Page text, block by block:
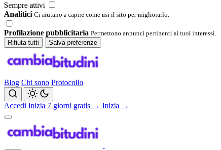
Sempre attivi
Analitici Ci aiutano a capire come usi il sito per migliorarlo.
Profilazione pubblicitaria Permettono annunci pertinenti ai tuoi interessi.
Rifiuta tutti
Salva preferenze
Blog Chi sono Protocollo
Accedi Inizia 7 giorni gratis → Inizia →